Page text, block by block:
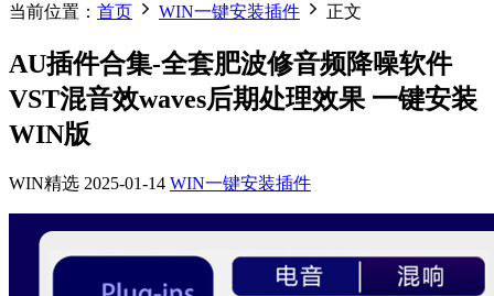
当前位置： 首页 WIN一键安装插件 正文
AU插件合集-全套肥波修音频降噪软件
VST混音效waves后期处理效果 一键安装
WIN版
WIN精选 2025-01-14 WIN一键安装插件